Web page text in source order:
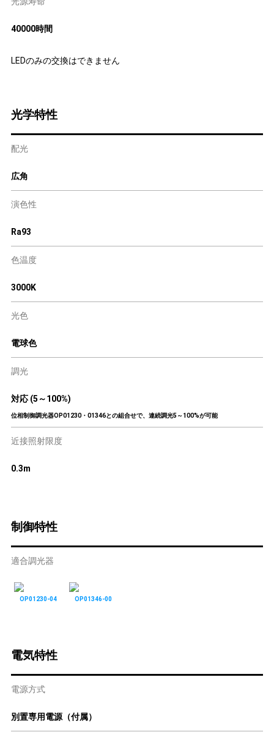
40000時間
LEDのみの交換はできません
光学特性
配光
広角
演色性
Ra93
色温度
3000K
光色
電球色
調光
対応 (5～100%)
位相制御調光器OP01230・01346との組合せで、連続調光5～100%が可能
近接照射限度
0.3m
制御特性
適合調光器
OP01230-04 OP01346-00
電気特性
電源方式
別置専用電源（付属）